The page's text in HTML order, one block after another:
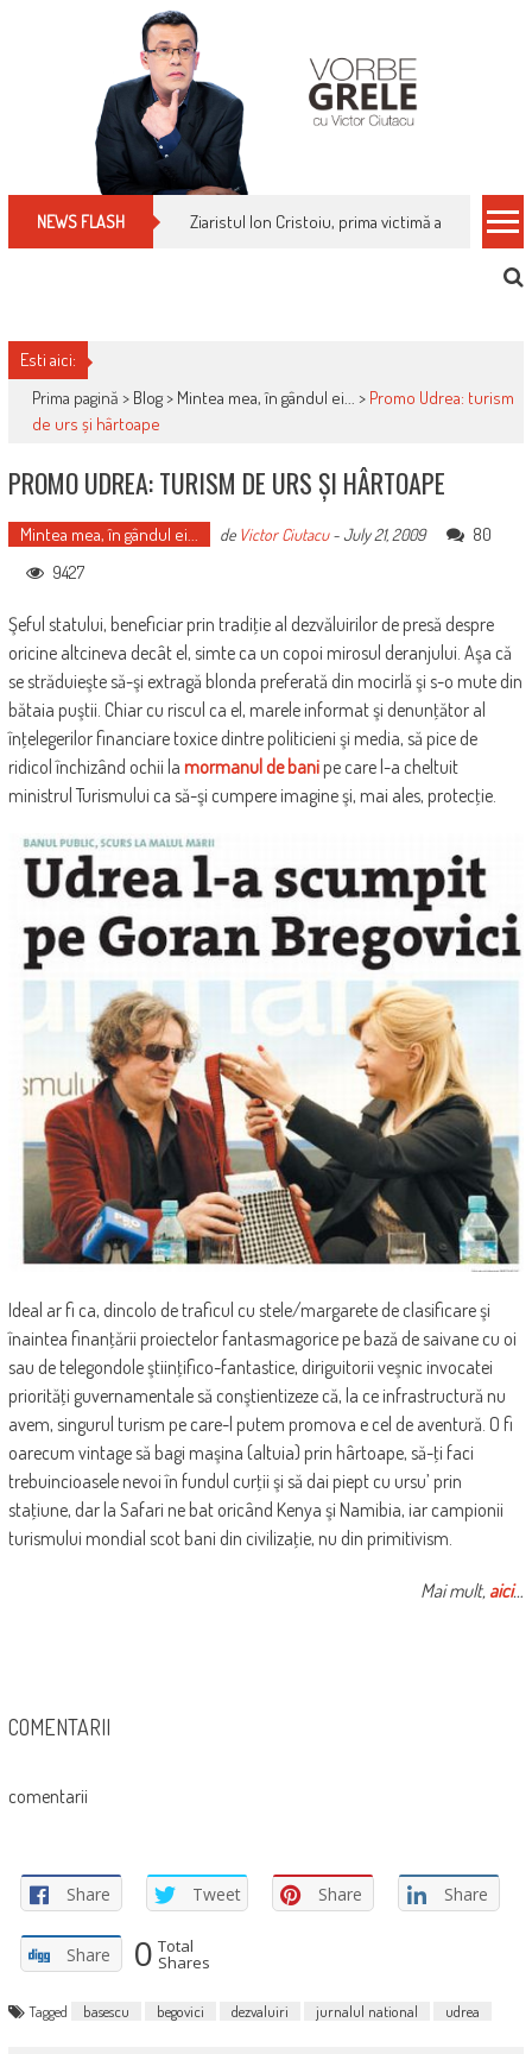
NEWS FLASH Cum îți schimbi, rapid, gratuit și eficient,
Esti aici:
Prima pagină > Blog> Mintea mea, în gândul ei... > Promo Udrea: turism
de urs și hârtoape
PROMO UDREA: TURISM DE URS ȘI HÂRTOAPE
Mintea mea, în gândul ei... de Victor Ciutacu-July 21, 2009
80
9427
Şeful statului, beneficiar prin tradiţie al dezvăluirilor de presă despre
oricine altcineva decât el, simte ca un copoi mirosul deranjului. Aşa că
se străduieşte să-şi extragă blonda preferată din mocirlă şi s-o mute din
bătaia puştii. Chiar cu riscul ca el, marele informat şi denunţător al
înţelegerilor financiare toxice dintre politicieni şi media, să pice de
ridicol închizând ochii la mormanul de banipe care l-a cheltuit
ministrul Turismului ca să-şi cumpere imagine şi, mai ales, protecţie.
Ideal ar fi ca, dincolo de traficul cu stele/margarete de clasificare şi
înaintea finanţării proiectelor fantasmagorice pe bază de saivane cu oi
sau de telegondole ştiinţifico-fantastice, diriguitorii veşnic invocatei
priorităţi guvernamentale să conştientizeze că, la ce infrastructură nu
avem, singurul turism pe care-l putem promova e cel de aventură. O fi
oarecum vintage să bagi maşina (altuia) prin hârtoape, să-ţi faci
trebuincioasele nevoi în fundul curţii şi să dai piept cu ursu’ prin
staţiune, dar la Safari ne bat oricând Kenya şi Namibia, iar campionii
turismului mondial scot bani din civilizaţie, nu din primitivism.
Mai mult, aici…
COMENTARII
comentarii
Share Tweet Share Share
Share 0 Total
Shares
Tagged basescu begovici dezvaluiri jurnalul national udrea